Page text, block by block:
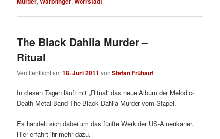
The Black Dahlia Murder –
Ritual
Veröffentlicht am18. Juni 2011 vonStefan Frühauf
In diesen Tagen läuft mit „Ritual“ das neue Album der Melodic-
Death-Metal-Band The Black Dahlia Murder vom Stapel.
Es handelt sich dabei um das fünfte Werk der US-Amerikaner.
Hier erfahrt ihr mehr dazu.